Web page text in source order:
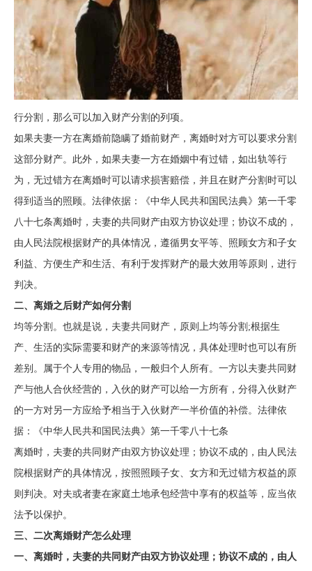
行分割，那么可以加入财产分割的列项。
如果夫妻一方在离婚前隐瞒了婚前财产，离婚时对方可以要求分割
这部分财产。此外，如果夫妻一方在婚姻中有过错，如出轨等行
为，无过错方在离婚时可以请求损害赔偿，并且在财产分割时可以
得到适当的照顾。法律依据：《中华人民共和国民法典》第一千零
八十七条离婚时，夫妻的共同财产由双方协议处理；协议不成的，
由人民法院根据财产的具体情况，遵循男女平等、照顾女方和子女
利益、方便生产和生活、有利于发挥财产的最大效用等原则，进行
判决。
二、离婚之后财产如何分割
均等分割。也就是说，夫妻共同财产，原则上均等分割;根据生
产、生活的实际需要和财产的来源等情况，具体处理时也可以有所
差别。属于个人专用的物品，一般归个人所有。一方以夫妻共同财
产与他人合伙经营的，入伙的财产可以给一方所有，分得入伙财产
的一方对另一方应给予相当于入伙财产一半价值的补偿。法律依
据：《中华人民共和国民法典》第一千零八十七条
离婚时，夫妻的共同财产由双方协议处理；协议不成的，由人民法
院根据财产的具体情况，按照照顾子女、女方和无过错方权益的原
则判决。对夫或者妻在家庭土地承包经营中享有的权益等，应当依
法予以保护。
三、二次离婚财产怎么处理
一、离婚时，夫妻的共同财产由双方协议处理；协议不成的，由人